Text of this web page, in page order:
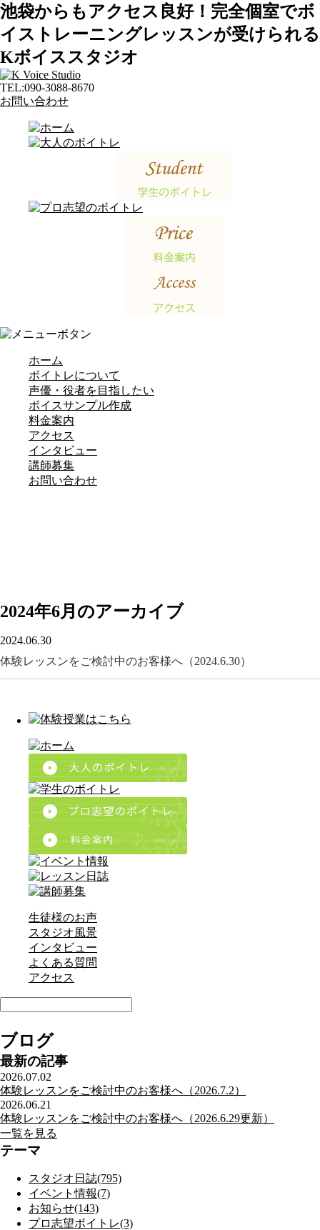
池袋からもアクセス良好！完全個室でボ
イストレーニングレッスンが受けられる
Kボイススタジオ
TEL:090-3088-8670
お問い合わせ
ホーム
ボイトレについて
声優・役者を目指したい
ボイスサンプル作成
料金案内
アクセス
インタビュー
講師募集
お問い合わせ
2024年6月のアーカイブ
2024.06.30
体験レッスンをご検討中のお客様へ（2024.6.30）
生徒様のお声
スタジオ風景
インタビュー
よくある質問
アクセス
ブログ
最新の記事
2026.07.02
体験レッスンをご検討中のお客様へ（2026.7.2）
2026.06.21
体験レッスンをご検討中のお客様へ（2026.6.29更新）
一覧を見る
テーマ
スタジオ日誌(795)
イベント情報(7)
お知らせ(143)
プロ志望ボイトレ(3)